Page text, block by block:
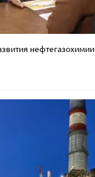
нефтегазохимии